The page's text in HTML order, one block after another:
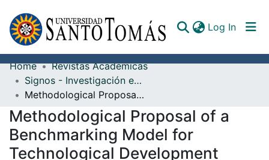
Log In
Communities & Collections
All of DSpace
Documents
Home
Revistas Académicas
Signos - Investigación en sistemas de gestión
Methodological Proposal of a Benchmarking Model for Technological Development Research Centers (R & D) in the Oil Sector
Methodological Proposal of a
Benchmarking Model for
Technological Development